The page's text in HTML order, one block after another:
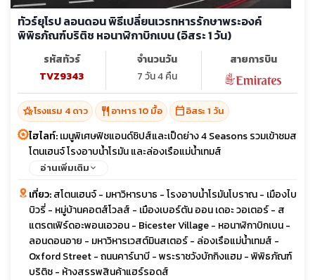
ทัวร์ยุโรป ลอนดอน พิธีเปลี่ยนเวรทหารรักษาพระองค์
พิพิธภัณฑ์บริติช หอนาฬิกาบิกเบน (อิสระ 1 วัน)
รหัสทัวร์
TVZ9343
จำนวนวัน
7 วัน 4 คืน
สายการบิน
hotel_classโรงแรม 4 ดาว restaurant อาหาร 10 มื้อ calendar_todayอิสระ 1 วัน
ไฮไลท์:เมนูพิเศษฟิชแอนด์ชิปส์และเป็ดย่าง 4 Seasons รวมเข้าชมส
โตนเฮนจ์ โรงอาบน้ำโรมัน และล่องเรือแม่น้ำเทมส์
อ่านเพิ่มเติม
เที่ยว:สโตนเฮนจ์ - มหาวิหารบาธ - โรงอาบน้ำโรมันโบราณ - เมืองไบ
บิวรี่ - หมู่บ้านคอตส์โวลส์ - เมืองเบอร์ตัน ออน เดอะ วอเตอร์ - ส
แตรตเฟิร์ดอะพอนเอวอน - Bicester Village - หอนาฬิกาบิกเบน -
ลอนดอนอาย - มหาวิหารเวสต์มินสเตอร์ - ล่องเรือแม่น้ำเทมส์ -
Oxford Street - ถนนคาร์นาบี - พระราชวังบักกิงแฮม - พิพิธภัณฑ์
บริติช - ห้างสรรพสินค้าแฮร์รอดส์